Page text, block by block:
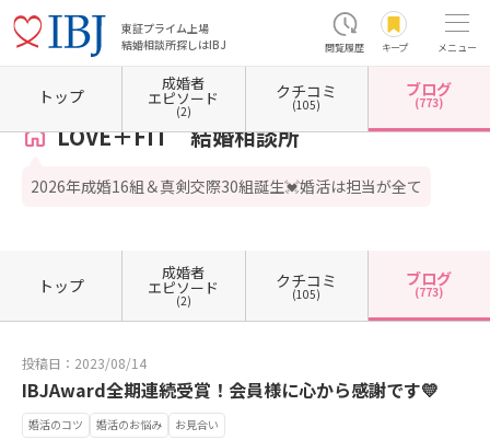
東証プライム上場
結婚相談所探しはIBJ
閲覧履歴 キープ メニュー
ホーム 東京都の結婚相談所 東京都世田谷区 LOVE＋FIT 結婚相談所 カウンセラー
LOVE＋FIT 結婚相談所
2026年成婚16組＆真剣交際30組誕生💓婚活は担当が全て
トップ
成婚者
エピソード
(2)
クチコミ
(105)
ブログ
(773)
トップ
成婚者
エピソード
(2)
クチコミ
(105)
ブログ
(773)
投稿日：2023/08/14
IBJAward全期連続受賞！会員様に心から感謝です💛
婚活のコツ 婚活のお悩み お見合い